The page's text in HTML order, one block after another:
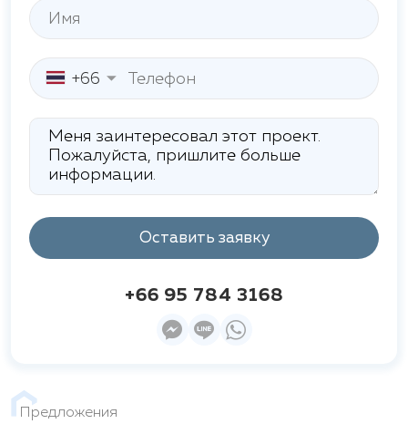
учреждения, такие как
Прекрасное расположение комплекса
обеспечивает удобный доступ ко всем
необходимым объектам инфраструктуры, сочетая
тишину и уединение с возможностью
наслаждаться всеми преимуществами городской
жизни.
+66
Оставить заявку
+66 95 784 3168
Предложения